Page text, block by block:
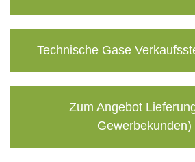
Technische Gase
Zum Angebot
Gewerbekunden)